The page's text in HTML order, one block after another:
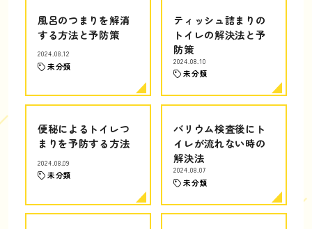
風呂のつまりを解消
する方法と予防策
2024.08.12
未分類
ティッシュ詰まりの
トイレの解決法と予
防策
2024.08.10
未分類
便秘によるトイレつ
まりを予防する方法
2024.08.09
未分類
バリウム検査後にト
イレが流れない時の
解決法
2024.08.07
未分類